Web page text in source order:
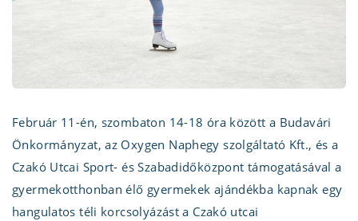
Február 11-én, szombaton 14-18 óra között a Budavári
Önkormányzat, az Oxygen Naphegy szolgáltató Kft., és a
Czakó Utcai Sport- és Szabadidőközpont támogatásával a
gyermekotthonban élő gyermekek ajándékba kapnak egy
hangulatos téli korcsolyázást a Czakó utcai